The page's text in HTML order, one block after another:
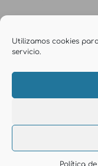
Utilizamos cookies
servicio.
Política